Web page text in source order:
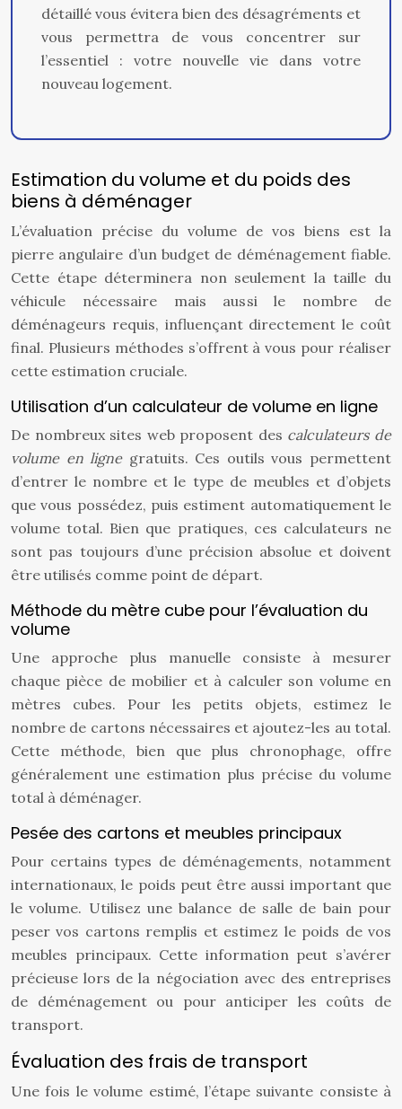
détaillé vous évitera bien des désagréments et
vous permettra de vous concentrer sur
l’essentiel : votre nouvelle vie dans votre
nouveau logement.
Estimation du volume et du poids des
biens à déménager
L’évaluation précise du volume de vos biens est la
pierre angulaire d’un budget de déménagement fiable.
Cette étape déterminera non seulement la taille du
véhicule nécessaire mais aussi le nombre de
déménageurs requis, influençant directement le coût
final. Plusieurs méthodes s’offrent à vous pour réaliser
cette estimation cruciale.
Utilisation d’un calculateur de volume en ligne
De nombreux sites web proposent des calculateurs de
volume en ligne gratuits. Ces outils vous permettent
d’entrer le nombre et le type de meubles et d’objets
que vous possédez, puis estiment automatiquement le
volume total. Bien que pratiques, ces calculateurs ne
sont pas toujours d’une précision absolue et doivent
être utilisés comme point de départ.
Méthode du mètre cube pour l’évaluation du
volume
Une approche plus manuelle consiste à mesurer
chaque pièce de mobilier et à calculer son volume en
mètres cubes. Pour les petits objets, estimez le
nombre de cartons nécessaires et ajoutez-les au total.
Cette méthode, bien que plus chronophage, offre
généralement une estimation plus précise du volume
total à déménager.
Pesée des cartons et meubles principaux
Pour certains types de déménagements, notamment
internationaux, le poids peut être aussi important que
le volume. Utilisez une balance de salle de bain pour
peser vos cartons remplis et estimez le poids de vos
meubles principaux. Cette information peut s’avérer
précieuse lors de la négociation avec des entreprises
de déménagement ou pour anticiper les coûts de
transport.
Évaluation des frais de transport
Une fois le volume estimé, l’étape suivante consiste à